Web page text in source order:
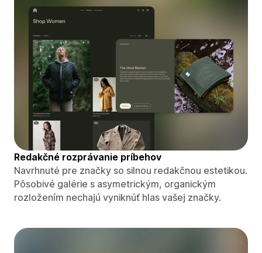
Redakčné rozprávanie príbehov
Navrhnuté pre značky so silnou redakčnou estetikou.
Pôsobivé galérie s asymetrickým, organickým
rozložením nechajú vyniknúť hlas vašej značky.